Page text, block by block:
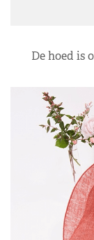
De hoed is